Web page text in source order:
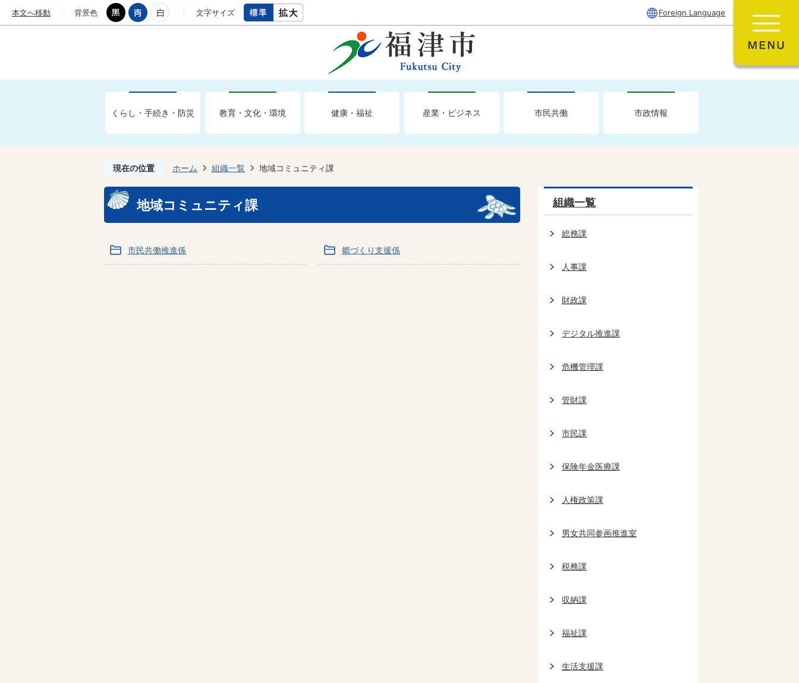
本文へ移動 背景色 文字サイズ Foreign Language
くらし・手続き・防災 教育・文化・環境 健康・福祉 産業・ビジネス 市民共働 市政情報
現在の位置 ホーム 組織一覧 地域コミュニティ課
地域コミュニティ課
市民共働推進係 郷づくり支援係
組織一覧
総務課
人事課
財政課
デジタル推進課
危機管理課
管財課
市民課
保険年金医療課
人権政策課
男女共同参画推進室
税務課
収納課
福祉課
生活支援課